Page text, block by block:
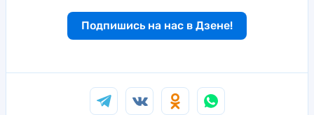
Подпишись на нас в Дзене!